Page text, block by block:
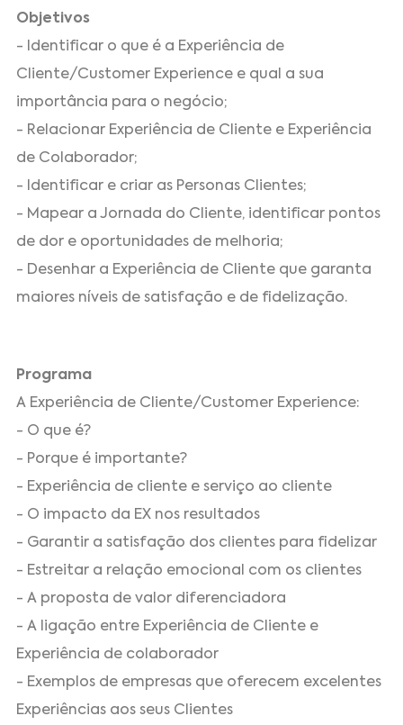
Objetivos
- Identificar o que é a Experiência de
Cliente/Customer Experience e qual a sua
importância para o negócio;
- Relacionar Experiência de Cliente e Experiência
de Colaborador;
- Identificar e criar as Personas Clientes;
- Mapear a Jornada do Cliente, identificar pontos
de dor e oportunidades de melhoria;
- Desenhar a Experiência de Cliente que garanta
maiores níveis de satisfação e de fidelização.
Programa
A Experiência de Cliente/Customer Experience:
- O que é?
- Porque é importante?
- Experiência de cliente e serviço ao cliente
- O impacto da EX nos resultados
- Garantir a satisfação dos clientes para fidelizar
- Estreitar a relação emocional com os clientes
- A proposta de valor diferenciadora
- A ligação entre Experiência de Cliente e
Experiência de colaborador
- Exemplos de empresas que oferecem excelentes
Experiências aos seus Clientes